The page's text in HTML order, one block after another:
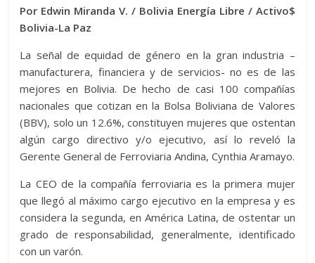
Por Edwin Miranda V. / Bolivia Energía Libre / Activo$
Bolivia-La Paz
La señal de equidad de género en la gran industria –
manufacturera, financiera y de servicios- no es de las
mejores en Bolivia. De hecho de casi 100 compañías
nacionales que cotizan en la Bolsa Boliviana de Valores
(BBV), solo un 12.6%, constituyen mujeres que ostentan
algún cargo directivo y/o ejecutivo, así lo reveló la
Gerente General de Ferroviaria Andina, Cynthia Aramayo.
La CEO de la compañía ferroviaria es la primera mujer
que llegó al máximo cargo ejecutivo en la empresa y es
considera la segunda, en América Latina, de ostentar un
grado de responsabilidad, generalmente, identificado
con un varón.